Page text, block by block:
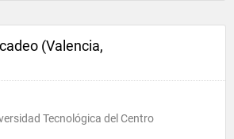
(Valencia,
Tecnológica del Centro